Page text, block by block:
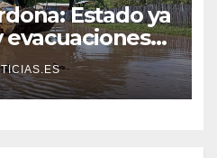
Estado ya
evacuaciones